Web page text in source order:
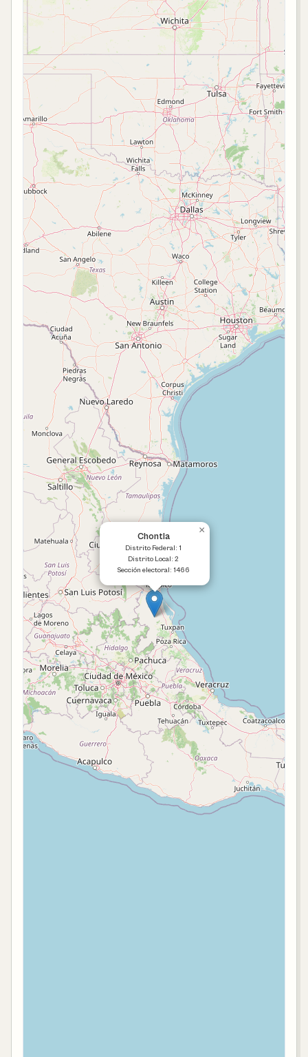
Chontla
Distrito Federal: 1
Distrito Local: 2
Sección electoral: 1466
×